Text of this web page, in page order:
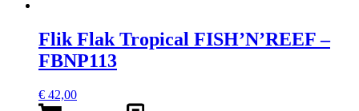
Flik Flak Tropical FISH’N’REEF –
FBNP113
€ 42,00